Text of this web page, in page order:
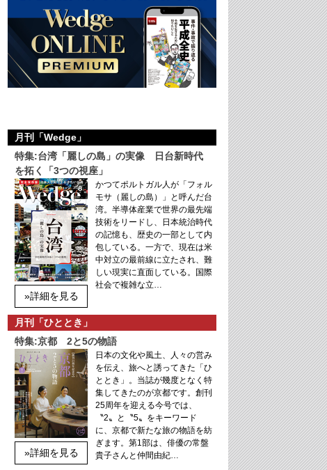
月刊「Wedge」
特集:台湾「麗しの島」の実像 日台新時代
を拓く「3つの視座」
»詳細を見る
かつてポルトガル人が「フォル
モサ（麗しの島）」と呼んだ台
湾。半導体産業で世界の最先端
技術をリードし、日本統治時代
の記憶も、歴史の一部として内
包している。一方で、現在は米
中対立の最前線に立たされ、難
しい現実に直面している。国際
社会で複雑な立…
月刊「ひととき」
特集:京都 2と5の物語
»詳細を見る
日本の文化や風土、人々の営み
を伝え、旅へと誘ってきた「ひ
ととき」。当誌が幾度となく特
集してきたのが京都です。創刊
25周年を迎える今号では、
〝2〟と〝5〟をキーワード
に、京都で新たな旅の物語を紡
ぎます。第1部は、俳優の常盤
貴子さんと仲間由紀…